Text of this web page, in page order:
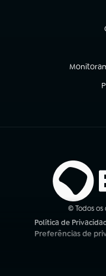
(abre em
© Todos os
Política de
(abre em nova aba)
Preferências de